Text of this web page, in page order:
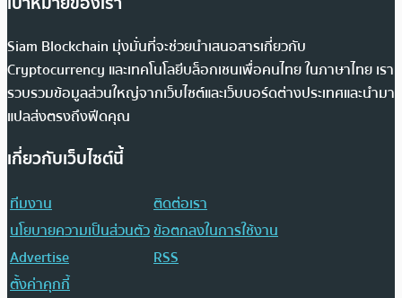
Siam Blockchain มุ่งมั่นที่จะช่วยนำเสนอสารเกี่ยวกับ
Cryptocurrency และเทคโนโลยีบล็อกเชนเพื่อคนไทย ในภาษาไทย เรา
รวบรวมข้อมูลส่วนใหญ่จากเว็บไซต์และเว็บบอร์ดต่างประเทศและนำมา
แปลส่งตรงถึงฟีดคุณ
เกี่ยวกับเว็บไซต์นี้
ทีมงาน
ติดต่อเรา
นโยบายความเป็นส่วนตัวข้อตกลงในการใช้งาน
Advertise
RSS
ตั้งค่าคุกกี้